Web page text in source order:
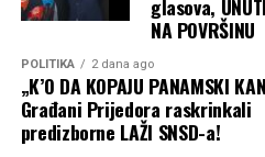
glasova,
NA POVRŠINU
POLITIKA 2 dana ago
„K’O DA KOPAJU PANAMSKI
Građani Prijedora raskrinkali
predizborne LAŽI SNSD-a!